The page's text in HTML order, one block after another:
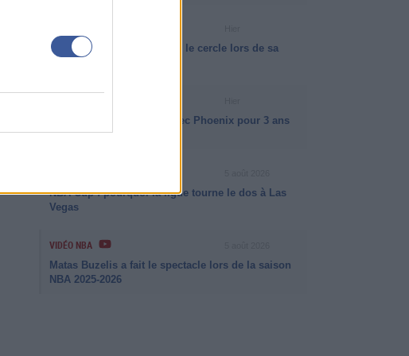
VJ Edgecombe a martyrisé le cercle lors de sa
Dillon Brooks prolonge avec Phoenix pour 3 ans
et 73 millions de dollars
NBA Cup : pourquoi la ligue tourne le dos à Las
Vegas
VIDÉO NBA
Matas Buzelis a fait le spectacle lors de la saison
NBA 2025-2026